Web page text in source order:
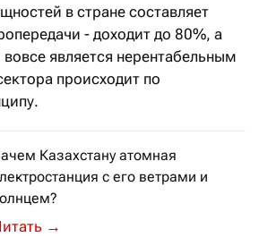
в стране составляет
- доходит до 80%, а
является нерентабельным
происходит по
Казахстану атомная
с его ветрами и
под силу стать драйвером
→